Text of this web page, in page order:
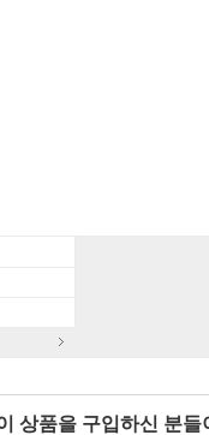
상품을 구입하신 분